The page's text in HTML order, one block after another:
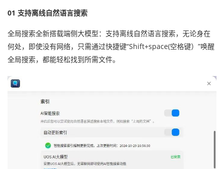
01 支持离线自然语言搜索
全局搜索全新搭载端侧大模型：支持离线自然语言搜索，无论身在
何处，即使没有网络，只需通过快捷键“Shift+space(空格键）”唤醒
全局搜索，都能轻松找到所需文件。